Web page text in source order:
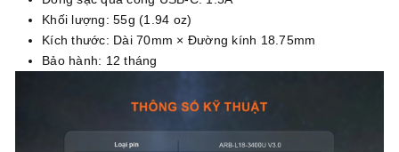
Khối lượng: 55g (1.94 oz)
Kích thước: Dài 70mm × Đường kính 18.75mm
Bảo hành: 12 tháng